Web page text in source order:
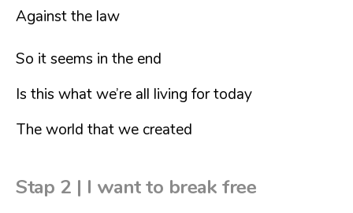
Against the law
So it seems in the end
Is this what we’re all living for today
The world that we created
Stap 2 | I want to break free